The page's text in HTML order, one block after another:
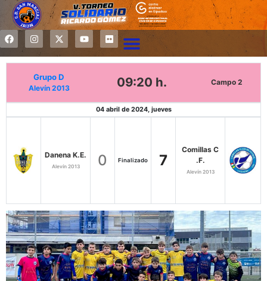
Grupo D
Alevín 2013 09:20 h. Campo 2
04 abril de 2024, jueves
Danena K.E.
Alevín 2013 0 Finalizado 7
Comillas C
.F.
Alevín 2013